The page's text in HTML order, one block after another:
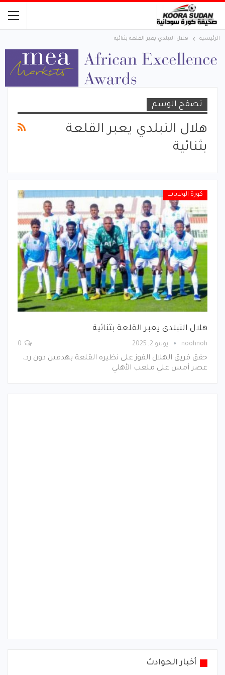
الرئيسية هلال التبلدي يعبر القلعة بثنائية
تصفح الوسم
هلال التبلدي يعبر القلعة
بثنائية
كورة الولايات
هلال التبلدي يعبر القلعة بثنائية
noohnoh يونيو 2, 2025
حقق فريق الهلال الفوز على نظيره القلعة بهدفين دون رد،
عصر أمس علي ملعب الأهلي
أخبار الحوادث